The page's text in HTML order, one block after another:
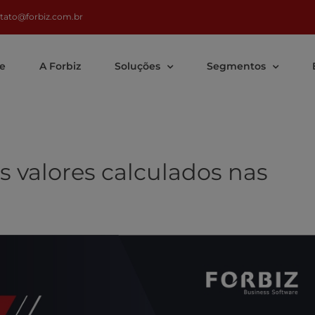
A Forbiz Soluções Segmentos
valores calculados nas